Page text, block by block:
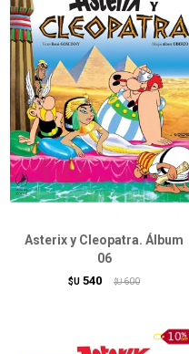
Asterix y Cleopatra. Álbum
06
$U 540 $U 600